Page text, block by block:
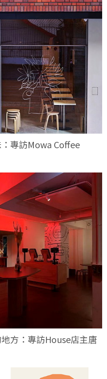
專訪Mowa Coffee
方：專訪House店主唐